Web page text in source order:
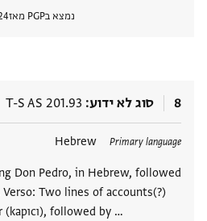
נמצא בPGP מאז
8 סוג לא ידוע T-S AS 201.93
Primary language
Hebrew
Don Pedro, in Hebrew, followed
Two lines of accounts(?)
followed by …
תגים